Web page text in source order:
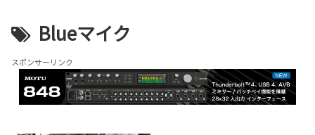
Blueマイク
スポンサーリンク